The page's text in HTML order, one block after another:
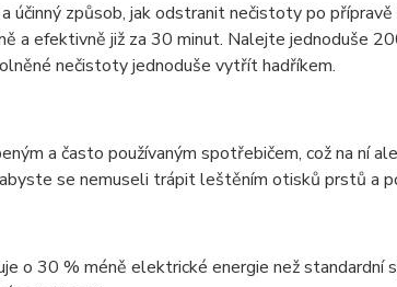
účinný způsob, jak odstranit nečistoty po
a efektivně již za 30 minut. Nalejte jednoduše
nečistoty jednoduše vytřít hadříkem.
a často používaným spotřebičem, což na ní
se nemuseli trápit leštěním otisků prstů a
o 30 % méně elektrické energie než standardní